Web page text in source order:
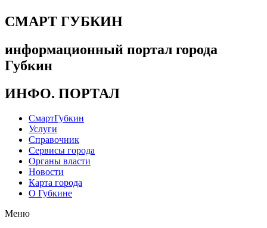
СМАРТ ГУБКИН
информационный портал города
Губкин
ИНФО. ПОРТАЛ
СмартГубкин
Услуги
Справочник
Сервисы города
Органы власти
Новости
Карта города
О Губкине
Меню